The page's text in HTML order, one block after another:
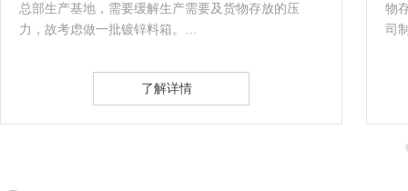
产需要及货物存放的压
。…
物存储，南京飞天了解企业实际
司制定了相应的托盘方案。 …